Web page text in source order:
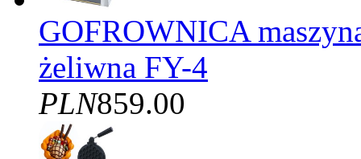
GOFROWNICA
żeliwna FY-4
PLN859.00